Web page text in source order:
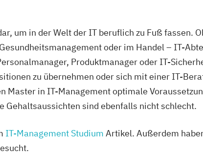
um in der Welt der IT beruflich zu Fuß fassen.
oder im Handel – IT-
Produktmanager oder IT-
zu übernehmen oder sich mit einer IT-
Master in IT-Management optimale
Gehaltsaussichten sind ebenfalls nicht schlecht.
IT-Management Studium Artikel. Außerdem